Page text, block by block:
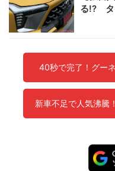
る!? タ
40秒で完了！グー
新車不足で人気沸騰